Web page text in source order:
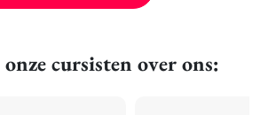
cursisten over ons: